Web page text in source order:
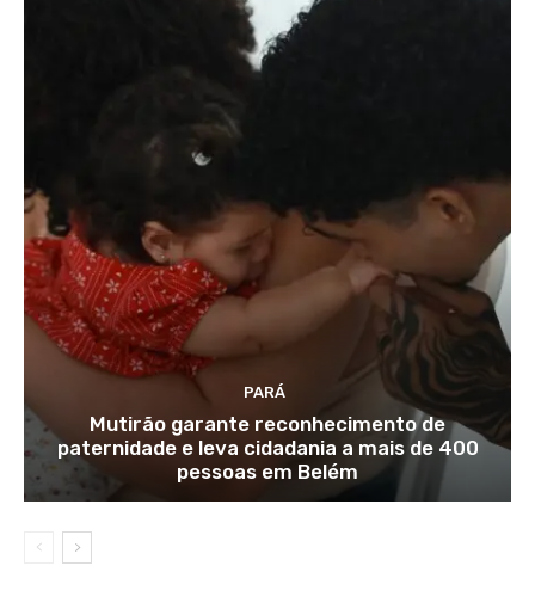
PARÁ
Mutirão garante reconhecimento de
paternidade e leva cidadania a mais de 400
pessoas em Belém